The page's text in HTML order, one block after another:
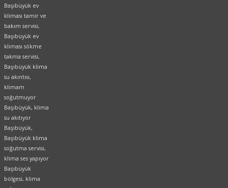
Başıbüyük ev
kliması tamir ve
bakım servisi,
Başıbüyük ev
kliması sökme
takma servisi,
Başıbüyük klima
su akıntısı,
klimam
soğutmuyor
Başıbüyük, klima
su akıtıyor
Başıbüyük,
Başıbüyük klima
soğutma servisi,
klima ses yapıyor
Başıbüyük
bölgesi, klima